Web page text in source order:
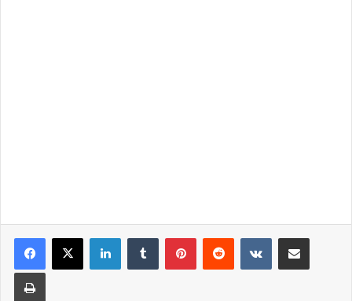
LinkedInTumblr PinterestReddit VKontakteTeile per E-Mail
Drucken